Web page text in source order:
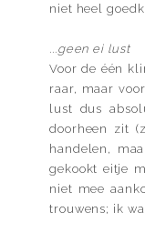
niet heel
...geen ei lust
Voor de één
raar, maar
lust dus
doorheen zit
handelen,
gekookt eitje
niet mee
trouwens; ik